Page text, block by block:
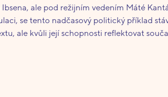
ale pod režijním vedením Máté
se tento nadčasový politický příklad
ale kvůli její schopnosti reflektovat